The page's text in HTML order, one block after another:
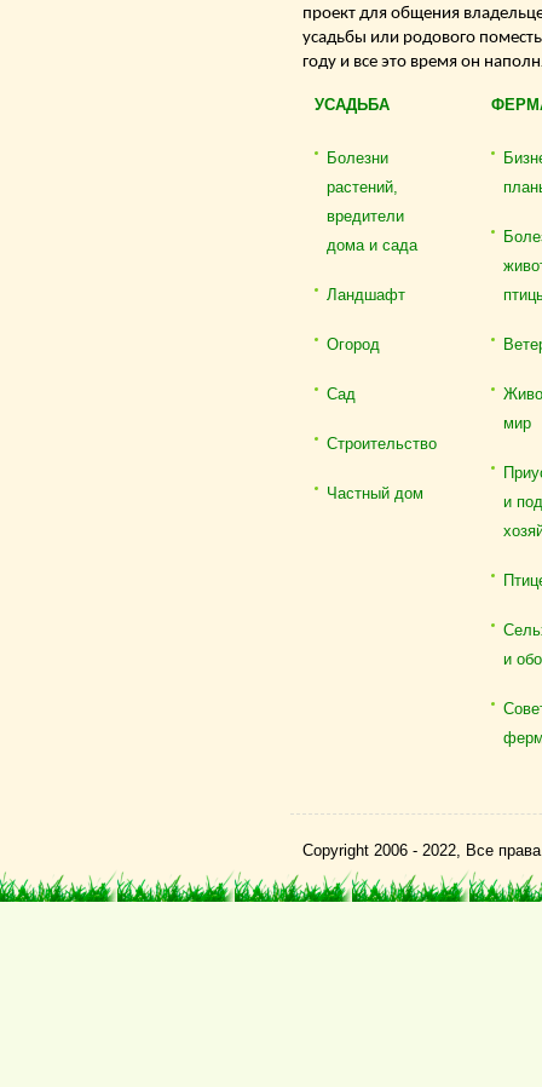
проект для общения
усадьбы или родового
году и все это время он
УСАДЬБА
Болезни
растений,
вредители
дома и сада
Ландшафт
Огород
Сад
Строительство
Частный дом
мир
и
и
Copyright 2006 - 2022, Все